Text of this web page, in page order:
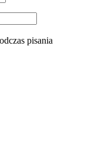
pisania